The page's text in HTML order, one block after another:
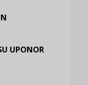
UPONOR